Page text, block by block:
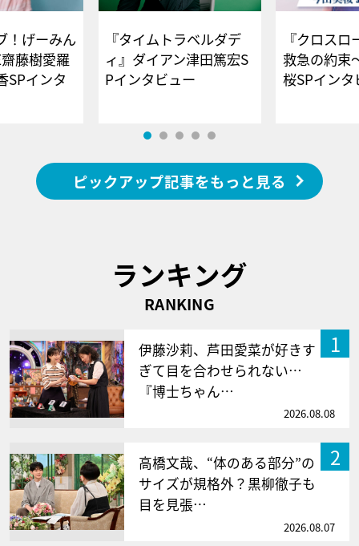
！げーみん
藤樹愛羅
SPインタ
『タイムトラベルダデ
ィ』ダイアン津田篤宏S
Pインタビュー
『クロス
救急の約束
桜SPイ
ピックアップ記事をもっと見る
ランキング
RANKING
1
伊藤沙莉、芦田愛菜が好きす
ぎて目を合わせられない…
『博士ちゃん…
2026.08.08
2
高橋文哉、“体のある部分”の
サイズが規格外？黒柳徹子も
目を見張…
2026.08.07